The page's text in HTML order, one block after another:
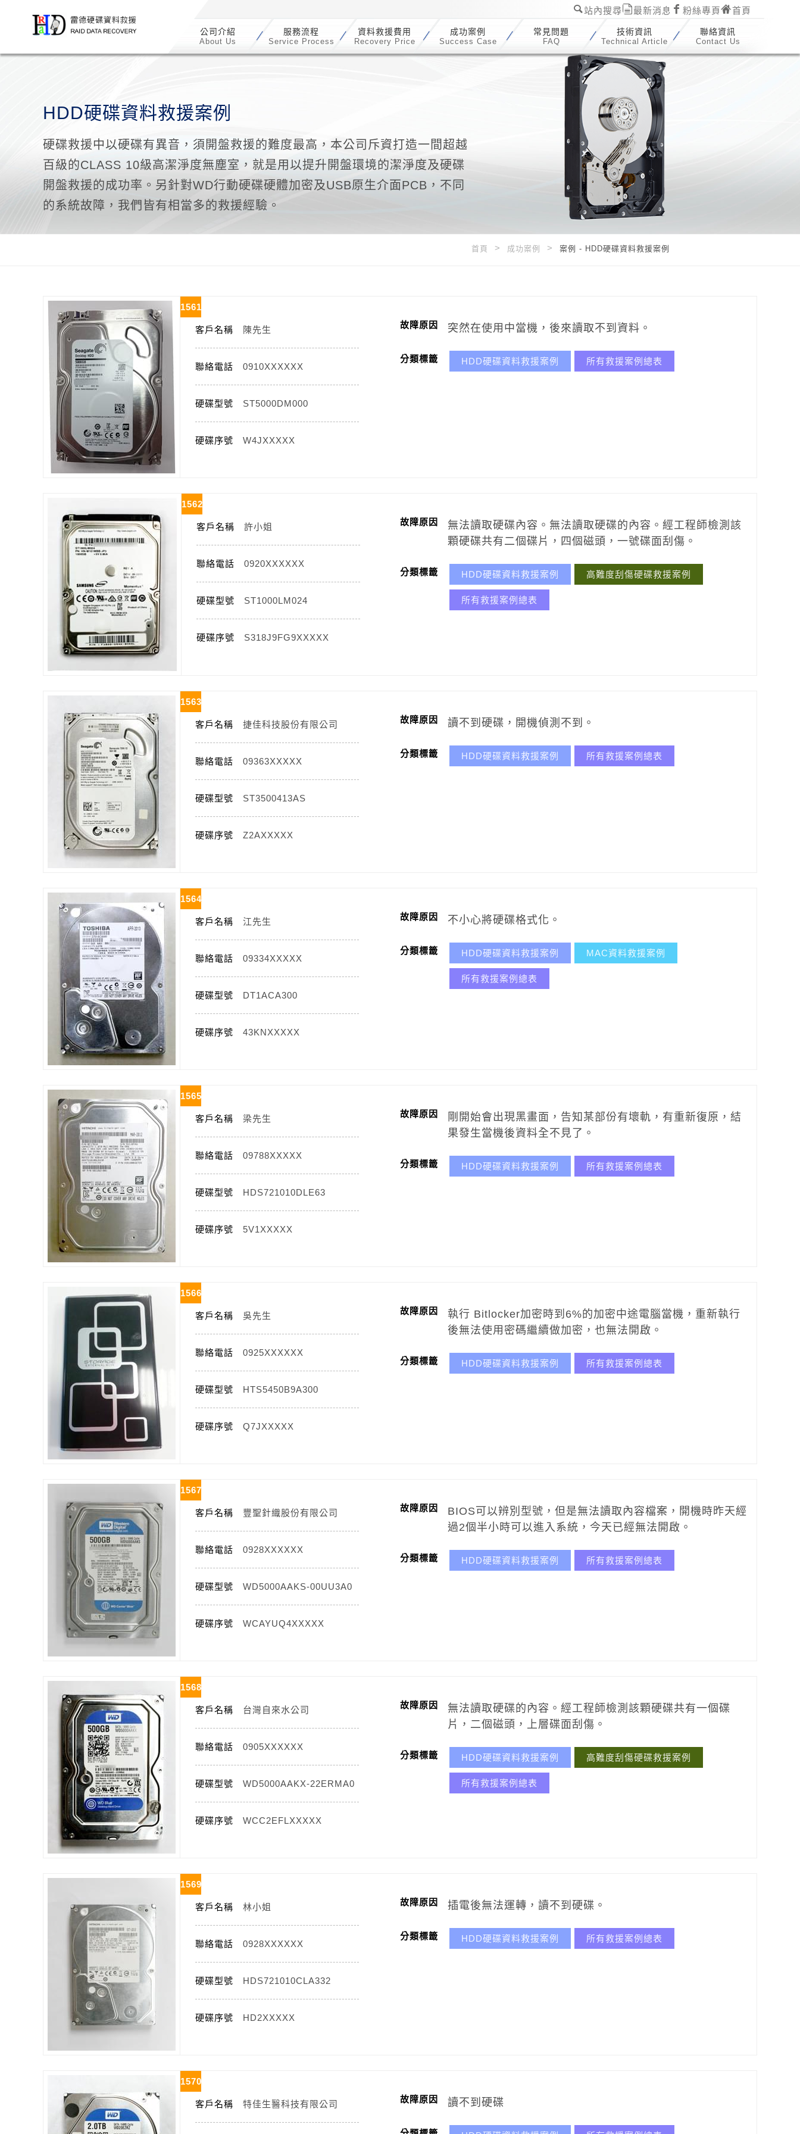
站內搜尋 最新消息 粉絲專頁 首頁
公司介紹
About Us
服務流程
Service Process
資料救援費用
Recovery Price
成功案例
Success Case
常見問題
FAQ
技術資訊
Technical Article
聯絡資訊
Contact Us
HDD硬碟資料救援案例
硬碟救援中以硬碟有異音，須開盤救援的難度最高，本公司斥資打造一間超越
百級的CLASS 10級高潔淨度無塵室，就是用以提升開盤環境的潔淨度及硬碟
開盤救援的成功率。另針對WD行動硬碟硬體加密及USB原生介面PCB，不同
的系統故障，我們皆有相當多的救援經驗。
首頁 成功案例 案例 - HDD硬碟資料救援案例
1561
客戶名稱 陳先生
聯絡電話 0910XXXXXX
硬碟型號 ST5000DM000
硬碟序號 W4JXXXXX
故障原因 突然在使用中當機，後來讀取不到資料。
分類標籤 HDD硬碟資料救援案例 所有救援案例總表
1562
客戶名稱 許小姐
聯絡電話 0920XXXXXX
硬碟型號 ST1000LM024
硬碟序號 S318J9FG9XXXXX
故障原因 無法讀取硬碟內容。 無法讀取硬碟的內容。 經工程師檢測該
顆硬碟共有二個碟片，四個磁頭，一號碟面刮傷。
分類標籤 HDD硬碟資料救援案例 高難度刮傷硬碟救援案例
所有救援案例總表
1563
客戶名稱 捷佳科技股份有限公司
聯絡電話 09363XXXXX
硬碟型號 ST3500413AS
硬碟序號 Z2AXXXXX
故障原因 讀不到硬碟，開機偵測不到。
分類標籤 HDD硬碟資料救援案例 所有救援案例總表
1564
客戶名稱 江先生
聯絡電話 09334XXXXX
硬碟型號 DT1ACA300
硬碟序號 43KNXXXXX
故障原因 不小心將硬碟格式化。
分類標籤 HDD硬碟資料救援案例 MAC資料救援案例
所有救援案例總表
1565
客戶名稱 梁先生
聯絡電話 09788XXXXX
硬碟型號 HDS721010DLE63
硬碟序號 5V1XXXXX
故障原因
剛開始會出現黑畫面，告知某部份有壞軌，有重新復原，結
果發生當機後資料全不見了。
分類標籤 HDD硬碟資料救援案例 所有救援案例總表
1566
客戶名稱 吳先生
聯絡電話 0925XXXXXX
硬碟型號 HTS5450B9A300
硬碟序號 Q7JXXXXX
故障原因
執行 Bitlocker加密時到6%的加密中途電腦當機，重新執行
後無法使用密碼繼續做加密，也無法開啟。
分類標籤 HDD硬碟資料救援案例 所有救援案例總表
1567
客戶名稱 豐聖針織股份有限公司
聯絡電話 0928XXXXXX
硬碟型號 WD5000AAKS-00UU3A0
硬碟序號 WCAYUQ4XXXXX
故障原因
BIOS可以辨別型號，但是無法讀取內容檔案，開機時昨天經
過2個半小時可以進入系統，今天已經無法開啟。
分類標籤 HDD硬碟資料救援案例 所有救援案例總表
1568
客戶名稱 台灣自來水公司
聯絡電話 0905XXXXXX
硬碟型號 WD5000AAKX-22ERMA0
硬碟序號 WCC2EFLXXXXX
故障原因 無法讀取硬碟的內容。 經工程師檢測該顆硬碟共有一個碟
片，二個磁頭，上層碟面刮傷。
分類標籤 HDD硬碟資料救援案例 高難度刮傷硬碟救援案例
所有救援案例總表
1569
客戶名稱 林小姐
聯絡電話 0928XXXXXX
硬碟型號 HDS721010CLA332
硬碟序號 HD2XXXXX
故障原因 插電後無法運轉，讀不到硬碟。
分類標籤 HDD硬碟資料救援案例 所有救援案例總表
1570
客戶名稱 特佳生醫科技有限公司 故障原因 讀不到硬碟